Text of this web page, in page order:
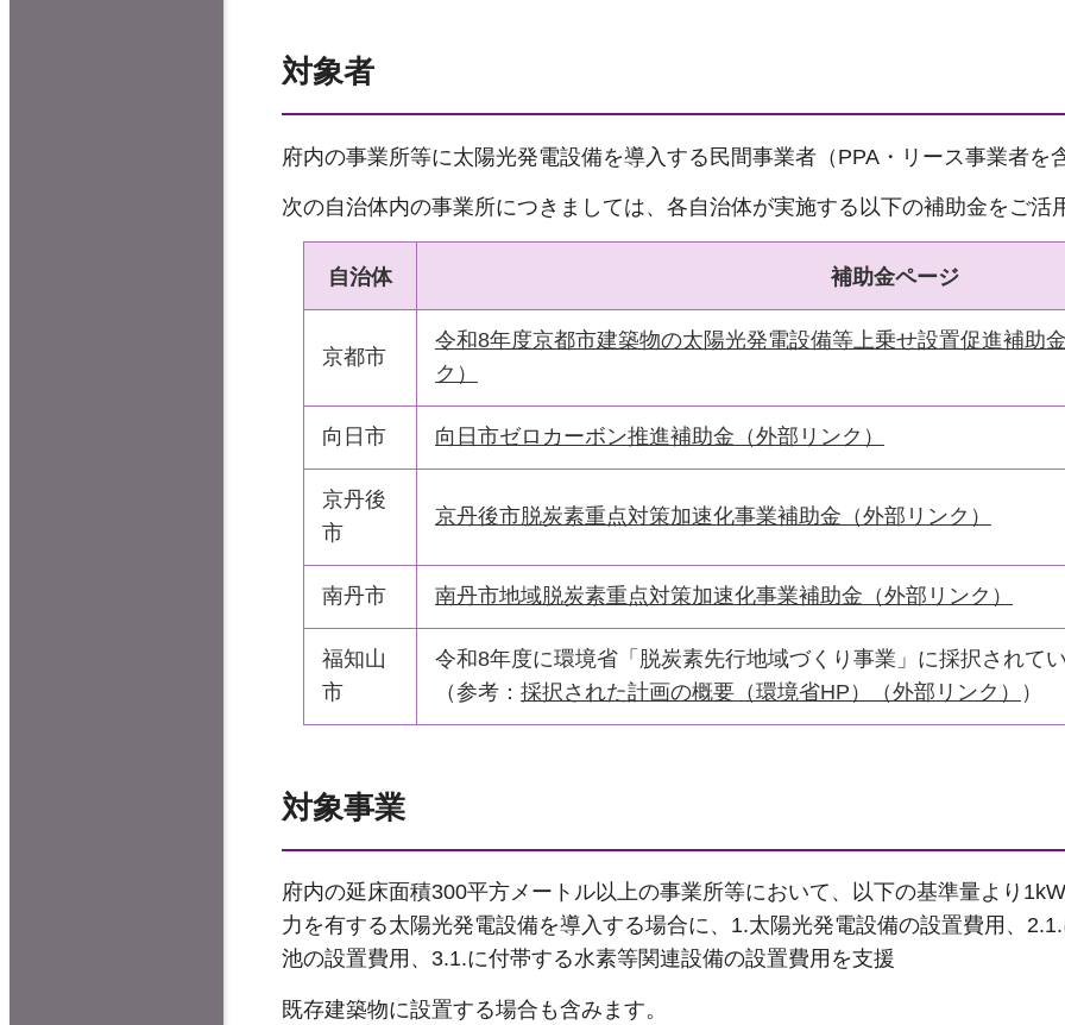
対象者
府内の事業所等に太陽光発電設備を導入する民間事業者（PPA・リース事業者を
次の自治体内の事業所につきましては、各自治体が実施する以下の補助金をご活
自治体 補助金ページ
京都市
令和8年度京都市建築物の太陽光発電設備等上乗せ設置促進補助
ク）
向日市 向日市ゼロカーボン推進補助金（外部リンク）
京丹後
市
京丹後市脱炭素重点対策加速化事業補助金（外部リンク）
南丹市 南丹市地域脱炭素重点対策加速化事業補助金（外部リンク）
福知山
市
令和8年度に環境省「脱炭素先行地域づくり事業」に採択されてい
（参考： 採択された計画の概要（環境省HP）（外部リンク） ）
対象事業
府内の延床面積300平方メートル以上の事業所等において、以下の基準量より
力を有する太陽光発電設備を導入する場合に、1.太陽光発電設備の設置費用、
池の設置費用、3.1.に付帯する水素等関連設備の設置費用を支援
既存建築物に設置する場合も含みます。